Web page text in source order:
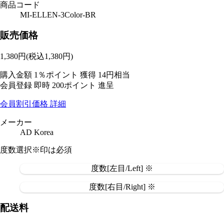
商品コード
MI-ELLEN-3Color-BR
販売価格
1,380円(税込1,380円)
購入金額 1％ポイント 獲得 14円相当
会員登録 即時 200ポイント 進呈
会員割引価格 詳細
メーカー
AD Korea
度数選択※印は必須
度数[左目/Left] ※
度数[右目/Right] ※
配送料